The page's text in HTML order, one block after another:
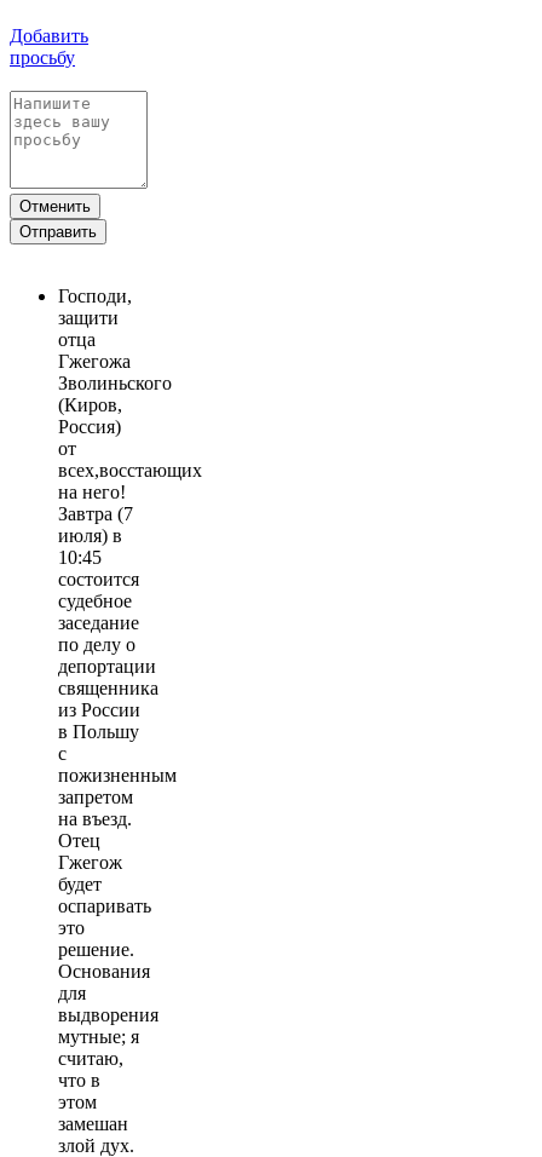
Добавить
просьбу
Отменить
Отправить
Господи,
защити
отца
Гжегожа
Зволиньского
(Киров,
Россия)
от
всех,восстающих
на него!
Завтра (7
июля) в
10:45
состоится
судебное
заседание
по делу о
депортации
священника
из России
в Польшу
с
пожизненным
запретом
на въезд.
Отец
Гжегож
будет
оспаривать
это
решение.
Основания
для
выдворения
мутные; я
считаю,
что в
этом
замешан
злой дух.